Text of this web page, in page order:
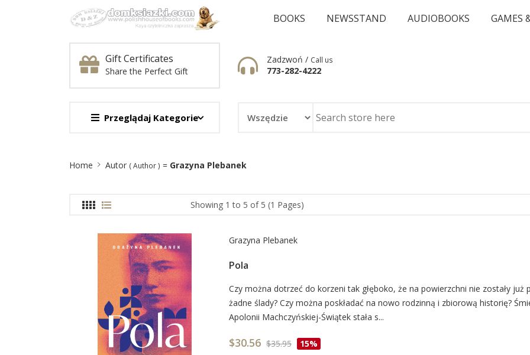
BOOKS NEWSSTAND AUDIOBOOKS GAMES
Gift Certificates
Share the Perfect Gift
Zadzwoń / Call us
773-282-4222
Przeglądaj Kategorie
Home Autor ( Author ) = Grazyna Plebanek
Showing 1 to 5 of 5 (1 Pages)
Grazyna Plebanek
Pola
Card
List
Article
Czy można dotrzeć do korzeni tak głęboko, że na powierzchni nie zostały już
żadne ślady? Czy można poskładać na nowo rodzinną i zbiorową historię?
Apolonii Machczyńskiej-Świątek stała s...
$30.56 $35.95 15%